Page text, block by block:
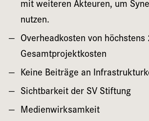
mit weiteren Akteuren, um
nutzen.
Overheadkosten von höchstens
Gesamtprojektkosten
Keine Beiträge an
Sichtbarkeit der SV Stiftung
Medienwirksamkeit